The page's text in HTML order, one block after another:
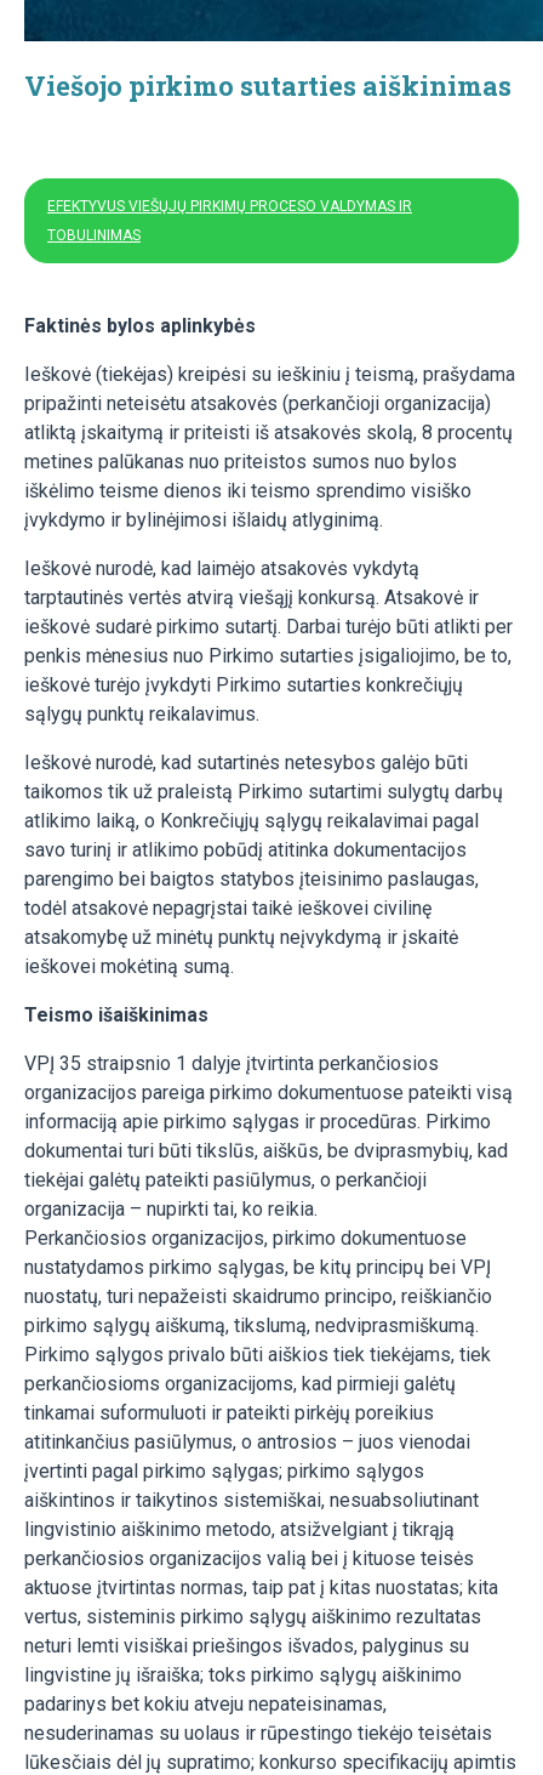
Viešojo pirkimo sutarties aiškinimas
EFEKTYVUS VIEŠŲJŲ PIRKIMŲ PROCESO VALDYMAS IR
TOBULINIMAS
Faktinės bylos aplinkybės
Ieškovė (tiekėjas) kreipėsi su ieškiniu į teismą, prašydama
pripažinti neteisėtu atsakovės (perkančioji organizacija)
atliktą įskaitymą ir priteisti iš atsakovės skolą, 8 procentų
metines palūkanas nuo priteistos sumos nuo bylos
iškėlimo teisme dienos iki teismo sprendimo visiško
įvykdymo ir bylinėjimosi išlaidų atlyginimą.
Ieškovė nurodė, kad laimėjo atsakovės vykdytą
tarptautinės vertės atvirą viešąjį konkursą. Atsakovė ir
ieškovė sudarė pirkimo sutartį. Darbai turėjo būti atlikti per
penkis mėnesius nuo Pirkimo sutarties įsigaliojimo, be to,
ieškovė turėjo įvykdyti Pirkimo sutarties konkrečiųjų
sąlygų punktų reikalavimus.
Ieškovė nurodė, kad sutartinės netesybos galėjo būti
taikomos tik už praleistą Pirkimo sutartimi sulygtų darbų
atlikimo laiką, o Konkrečiųjų sąlygų reikalavimai pagal
savo turinį ir atlikimo pobūdį atitinka dokumentacijos
parengimo bei baigtos statybos įteisinimo paslaugas,
todėl atsakovė nepagrįstai taikė ieškovei civilinę
atsakomybę už minėtų punktų neįvykdymą ir įskaitė
ieškovei mokėtiną sumą.
Teismo išaiškinimas
VPĮ 35 straipsnio 1 dalyje įtvirtinta perkančiosios
organizacijos pareiga pirkimo dokumentuose pateikti visą
informaciją apie pirkimo sąlygas ir procedūras. Pirkimo
dokumentai turi būti tikslūs, aiškūs, be dviprasmybių, kad
tiekėjai galėtų pateikti pasiūlymus, o perkančioji
organizacija – nupirkti tai, ko reikia.
Perkančiosios organizacijos, pirkimo dokumentuose
nustatydamos pirkimo sąlygas, be kitų principų bei VPĮ
nuostatų, turi nepažeisti skaidrumo principo, reiškiančio
pirkimo sąlygų aiškumą, tikslumą, nedviprasmiškumą.
Pirkimo sąlygos privalo būti aiškios tiek tiekėjams, tiek
perkančiosioms organizacijoms, kad pirmieji galėtų
tinkamai suformuluoti ir pateikti pirkėjų poreikius
atitinkančius pasiūlymus, o antrosios – juos vienodai
įvertinti pagal pirkimo sąlygas; pirkimo sąlygos
aiškintinos ir taikytinos sistemiškai, nesuabsoliutinant
lingvistinio aiškinimo metodo, atsižvelgiant į tikrąją
perkančiosios organizacijos valią bei į kituose teisės
aktuose įtvirtintas normas, taip pat į kitas nuostatas; kita
vertus, sisteminis pirkimo sąlygų aiškinimo rezultatas
neturi lemti visiškai priešingos išvados, palyginus su
lingvistine jų išraiška; toks pirkimo sąlygų aiškinimo
padarinys bet kokiu atveju nepateisinamas,
nesuderinamas su uolaus ir rūpestingo tiekėjo teisėtais
lūkesčiais dėl jų supratimo; konkurso specifikacijų apimtis